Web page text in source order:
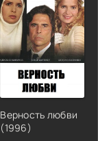
Верность любви
(1996)